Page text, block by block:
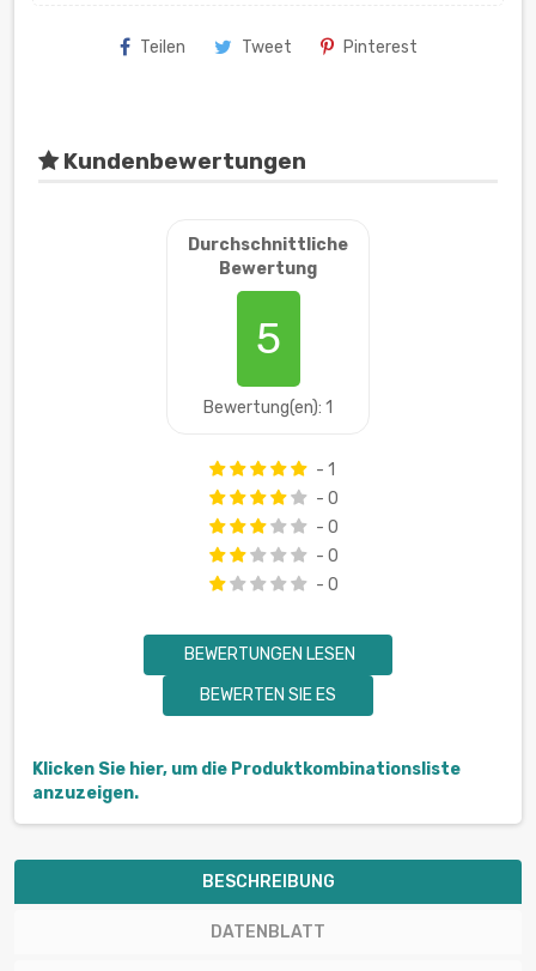
Teilen Tweet Pinterest
Kundenbewertungen
Durchschnittliche
Bewertung
5
Bewertung(en): 1
- 1
- 0
- 0
- 0
- 0
BEWERTUNGEN LESEN
BEWERTEN SIE ES
Klicken Sie hier, um die Produktkombinationsliste
anzuzeigen.
BESCHREIBUNG
DATENBLATT